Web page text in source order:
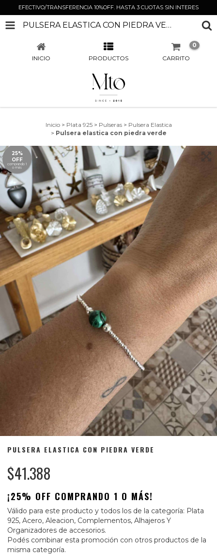
EFECTIVO/TRANSFERENCIA 10%OFF. HASTA 3 CUOTAS SIN INTERES
PULSERA ELASTICA CON PIEDRA VERDE
INICIO PRODUCTOS CARRITO
0
Inicio > Plata 925 > Pulseras > Pulsera Elastica
> Pulsera elastica con piedra verde
25%
OFF
comprando 1
o más
PULSERA ELASTICA CON PIEDRA VERDE
$41.388
¡25% OFF COMPRANDO 1 O MÁS!
Válido para este producto y todos los de la categoría: Plata
925, Acero, Aleacion, Complementos, Alhajeros Y
Organizadores de accesorios.
Podés combinar esta promoción con otros productos de la
misma categoría.